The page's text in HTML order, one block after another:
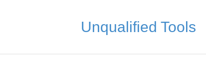
Unqualified Tools